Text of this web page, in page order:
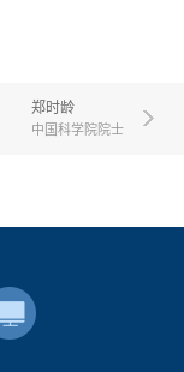
郑时龄
中国科学院院士